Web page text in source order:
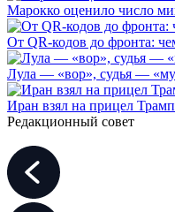
Марокко оценило число
От QR-кодов до фронта:
Лула — «вор», судья —
Иран взял на прицел
Редакционный совет